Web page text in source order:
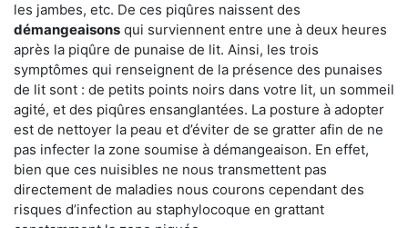
les jambes, etc. De ces piqûres naissent des
démangeaisons qui surviennent entre une à deux heures
après la piqûre de punaise de lit. Ainsi, les trois
symptômes qui renseignent de la présence des punaises
de lit sont : de petits points noirs dans votre lit, un sommeil
agité, et des piqûres ensanglantées. La posture à adopter
est de nettoyer la peau et d’éviter de se gratter afin de ne
pas infecter la zone soumise à démangeaison. En effet,
bien que ces nuisibles ne nous transmettent pas
directement de maladies nous courons cependant des
risques d’infection au staphylocoque en grattant